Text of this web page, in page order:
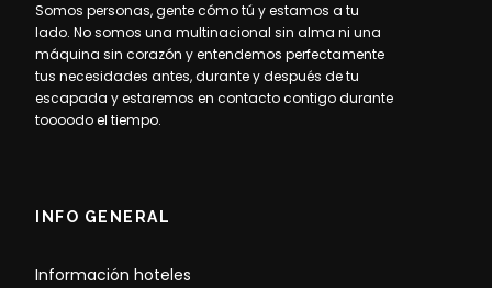
Somos personas, gente cómo tú y estamos a tu
lado. No somos una multinacional sin alma ni una
máquina sin corazón y entendemos perfectamente
tus necesidades antes, durante y después de tu
escapada y estaremos en contacto contigo durante
toooodo el tiempo.
INFO GENERAL
Información hoteles